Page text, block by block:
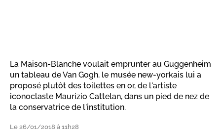
La Maison-Blanche voulait emprunter au Guggenheim
un tableau de Van Gogh, le musée new-yorkais lui a
proposé plutôt des toilettes en or, de l'artiste
iconoclaste Maurizio Cattelan, dans un pied de nez de
la conservatrice de l'institution.
Le 26/01/2018 à 11h28